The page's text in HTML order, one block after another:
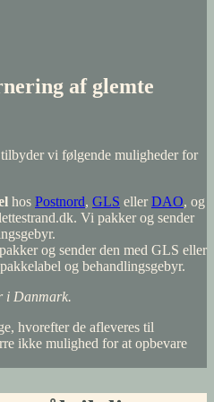
af glemte
vi følgende muligheder for
hos Postnord, GLS ellerDAO, og
Vi pakker og sender
og sender den med GLS eller
og behandlingsgebyr.
i Danmark.
hvorefter de afleveres til
ikke mulighed for at opbevare